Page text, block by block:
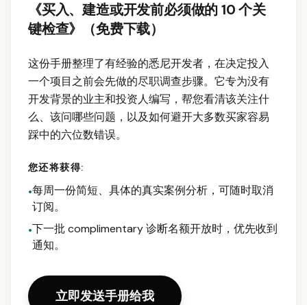
《买入、建造或开发前必须做的 10 个关
键检查》（免费下载）
这份手册整理了有经验的悉尼开发者，在决定投入
一个项目之前会先做的尽职调查步骤。它专为没有
开发背景的业主和投资人编写，帮您看清该关注什
么、该问哪些问题，以及如何避开大多数买家容易
踩中的六位数错误。
您还将获得:
•每周一份简短、具体的真实案例分析，可随时取消
订阅。
•下一批 complimentary 诊断名额开放时，优先收到
通知。
立即发送手册给我